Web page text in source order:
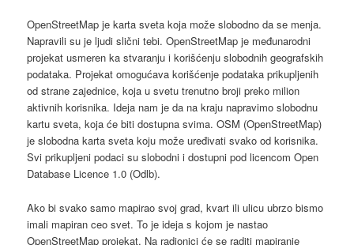
OpenStreetMap je karta sveta koja može slobodno da se menja.
Napravili su je ljudi slični tebi. OpenStreetMap je međunarodni
projekat usmeren ka stvaranju i korišćenju slobodnih geografskih
podataka. Projekat omogućava korišćenje podataka prikupljenih
od strane zajednice, koja u svetu trenutno broji preko milion
aktivnih korisnika. Ideja nam je da na kraju napravimo slobodnu
kartu sveta, koja će biti dostupna svima. OSM (OpenStreetMap)
je slobodna karta sveta koju može uređivati svako od korisnika.
Svi prikupljeni podaci su slobodni i dostupni pod licencom Open
Database Licence 1.0 (Odlb).
Ako bi svako samo mapirao svoj grad, kvart ili ulicu ubrzo bismo
imali mapiran ceo svet. To je ideja s kojom je nastao
OpenStreetMap projekat. Na radionici će se raditi mapiranje